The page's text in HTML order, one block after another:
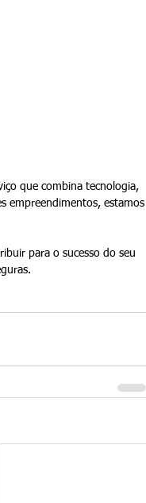
que combina tecnologia,
empreendimentos, estamos
para o sucesso do seu